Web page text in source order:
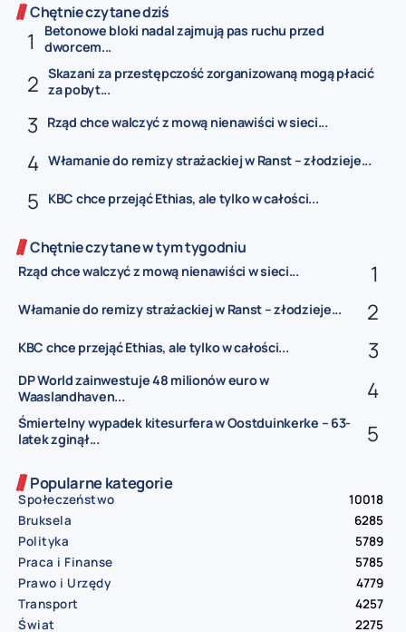
Chętnie czytane dziś
Betonowe bloki nadal zajmują pas ruchu przed
dworcem...
Skazani za przestępczość zorganizowaną mogą płacić
za pobyt...
Rząd chce walczyć z mową nienawiści w sieci...
Włamanie do remizy strażackiej w Ranst – złodzieje...
KBC chce przejąć Ethias, ale tylko w całości...
Chętnie czytane w tym tygodniu
Rząd chce walczyć z mową nienawiści w sieci...
Włamanie do remizy strażackiej w Ranst – złodzieje...
KBC chce przejąć Ethias, ale tylko w całości...
DP World zainwestuje 48 milionów euro w
Waaslandhaven...
Śmiertelny wypadek kitesurfera w Oostduinkerke – 63-
latek zginął...
Popularne kategorie
Społeczeństwo
10018
Bruksela
6285
Polityka
5789
Praca i Finanse
5785
Prawo i Urzędy
4779
Transport
4257
Świat
2275